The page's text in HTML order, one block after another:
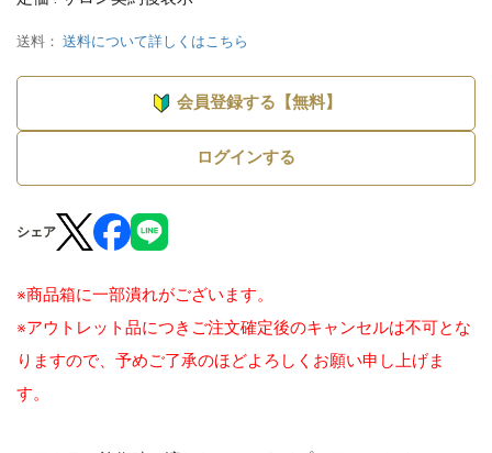
送料： 送料について詳しくはこちら
会員登録する【無料】
ログインする
シェア
※商品箱に一部潰れがございます。
※アウトレット品につきご注文確定後のキャンセルは不可とな
りますので、予めご了承のほどよろしくお願い申し上げま
す。